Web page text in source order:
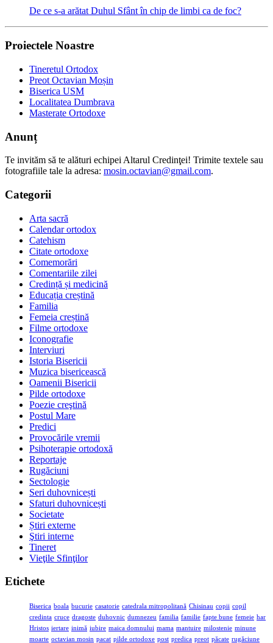
De ce s-a arătat Duhul Sfânt în chip de limbi ca de foc?
Proiectele Noastre
Tineretul Ortodox
Preot Octavian Moșin
Biserica USM
Localitatea Dumbrava
Masterate Ortodoxe
Anunț
Te invităm să te alături echipei Altarul Credinţei! Trimite textele sau
fotografiile tale la adresa: mosin.octavian@gmail.com.
Categorii
Arta sacră
Calendar ortodox
Catehism
Citate ortodoxe
Comemorări
Comentariile zilei
Credință și medicină
Educația creștină
Familia
Femeia creștină
Filme ortodoxe
Iconografie
Interviuri
Istoria Bisericii
Muzica bisericească
Oamenii Bisericii
Pilde ortodoxe
Poezie creştină
Postul Mare
Predici
Provocările vremii
Psihoterapie ortodoxă
Reportaje
Rugăciuni
Sectologie
Seri duhovnicești
Sfaturi duhovnicești
Societate
Știri externe
Ştiri interne
Tineret
Vieţile Sfinţilor
Etichete
Biserica boala bucurie casatorie catedrala mitropolitană Chisinau copii copil
credinta cruce dragoste duhovnic dumnezeu familia familie fapte bune femeie har
Hristos iertare inimă iubire maica domnului mama mantuire milostenie minune
moarte octavian mosin pacat pilde ortodoxe post predica preot păcate rugăciune